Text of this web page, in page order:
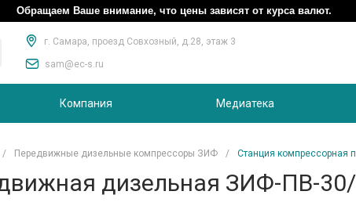
Обращаем Ваше внимание, что цены зависят от курса валют.
г. Самара, проезд Совхозный, д.28, этаж 3
sam@ec-s.ru
Компания Медиатека
/ Передвижные дизельные компрессоры ЗИФ / Станция компрессорная
дизельная ЗИФ-ПВ-